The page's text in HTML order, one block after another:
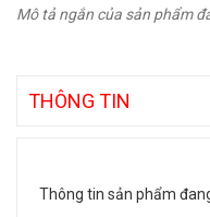
Mô tả ngắn của sản phẩm
THÔNG TIN
Thông tin sản phẩm